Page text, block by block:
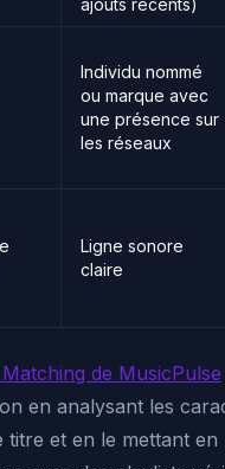
ajouts récents)
Individu nommé
ou marque avec
une présence sur
les réseaux
Ligne sonore
claire
de MusicPulse
en analysant les
titre et en le mettant en